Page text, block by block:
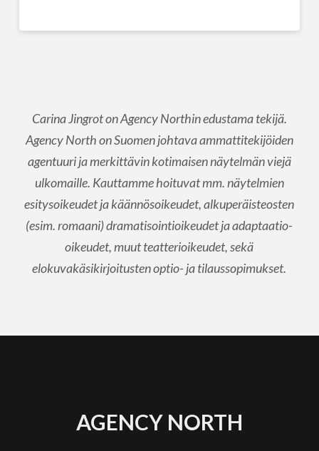
Carina Jingrot on Agency Northin edustama tekijä.
Agency North on Suomen johtava ammattitekijöiden
agentuuri ja merkittävin kotimaisen näytelmän viejä
ulkomaille. Kauttamme hoituvat mm. näytelmien
esitysoikeudet ja käännösoikeudet, alkuperäisteosten
(esim. romaani) dramatisointioikeudet ja adaptaatio-
oikeudet, muut teatterioikeudet, sekä
elokuvakäsikirjoitusten optio- ja tilaussopimukset.
AGENCY NORTH